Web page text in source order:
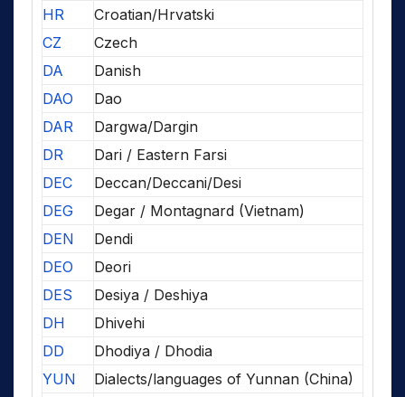
HR
Croatian/Hrvatski
CZ
Czech
DA
Danish
DAO
Dao
DAR
Dargwa/Dargin
DR
Dari / Eastern Farsi
DEC
Deccan/Deccani/Desi
DEG
Degar / Montagnard (Vietnam)
DEN
Dendi
DEO
Deori
DES
Desiya / Deshiya
DH
Dhivehi
DD
Dhodiya / Dhodia
YUN
Dialects/languages of Yunnan (China)